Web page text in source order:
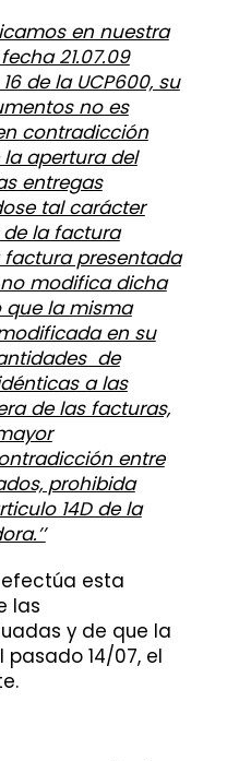
en nuestra
21.07.09
de la UCP600, su
no es
contradicción
apertura del
entregas
tal carácter
la factura
factura presentada
modifica dicha
que la misma
en su
de
a las
de las facturas,
entre
prohibida
14D de la
esta
las
y de que la
14/07, el